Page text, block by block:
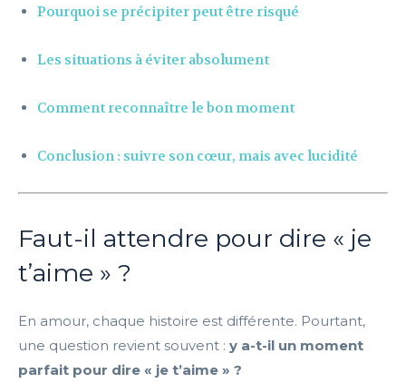
Pourquoi se précipiter peut être risqué
Les situations à éviter absolument
Comment reconnaître le bon moment
Conclusion : suivre son cœur, mais avec lucidité
Faut-il attendre pour dire « je
t’aime » ?
En amour, chaque histoire est différente. Pourtant,
une question revient souvent : y a-t-il un moment
parfait pour dire « je t’aime » ?